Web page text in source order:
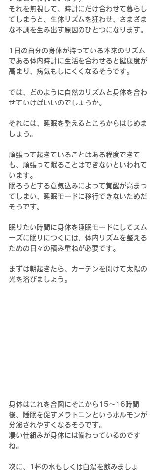
それを無視して、時計にだけ合わせて暮らし
てしまうと、生体リズムを狂わせ、さまざま
な不調を生み出す原因のひとつになります。
1日の自分の身体が持っている本来のリズム
である体内時計に生活を合わせると健康度が
高まり、病気もしにくくなるそうです。
では、どのように自然のリズムと身体を合わ
せていけばいいのでしょうか。
それには、睡眠を整えるところからはじめま
しょう。
頑張って起きていることはある程度できて
も、 頑張って眠ることはできない といわれて
います。
眠ろうとする意気込みによって覚醒が高まっ
てしまい、睡眠モードに移行できないためだ
そうです。
眠りたい時間に身体を睡眠モードにしてスム
ーズに眠りにつくには、体内リズムを整える
ための日々の積み重ねが必要です。
まずは朝起きたら、カーテンを開けて太陽の
光を浴びましょう。
身体はこれを合図にそこから15～16時間
後、睡眠を促すメラトニンというホルモンが
分泌されやすくなるそうです。
凄い仕組みが身体には備わっているのです
ね。
次に、1杯の水もしくは白湯を飲みましょ